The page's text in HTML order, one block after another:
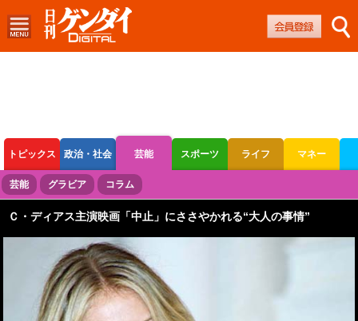
トピックス 政治・社会 芸能 スポーツ ライフ マネー
ボートレース 競輪 オートレース
芸能 グラビア コラム
Ｃ・ディアス主演映画「中止」にささやかれる“大人の事情”